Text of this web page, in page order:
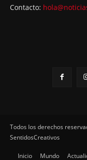
Contacto:
Todos los derechos
SentidosCreativos
Inicio Mundo